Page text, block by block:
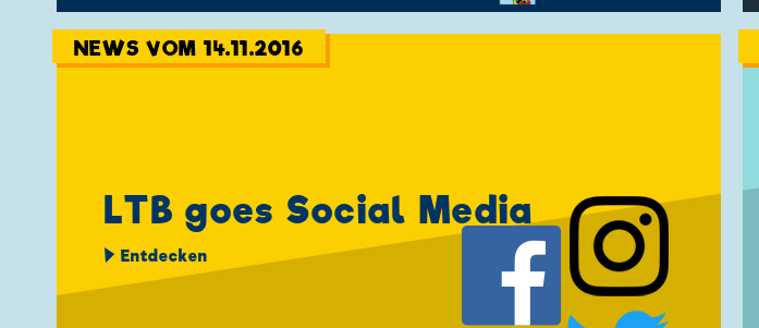
NEWS VOM 14.11.2016
LTB goes Social Media
Entdecken